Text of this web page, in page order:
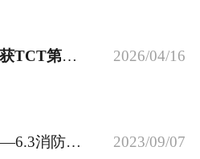
招商加盟
爱丽佳| 品牌主理人荣获TCT第八届专家委员会专家 2026/04/16
心系消防 平安凯聚 ——6.3消防演练 2023/09/07